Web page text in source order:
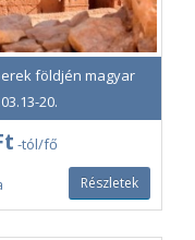
földjén magyar
20.
-tól/fő
Részletek